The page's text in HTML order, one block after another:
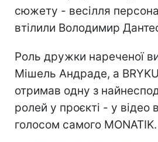
сюжету - весілля
втілили Володимир
Роль дружки нареченої
Мішель Андраде, а
отримав одну з
ролей у проєкті - у відео
голосом самого MONATIK.